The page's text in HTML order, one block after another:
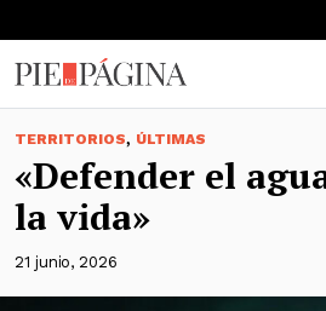
TERRITORIOS, ÚLTIMAS
«Defender el
la vida»
21 junio, 2026